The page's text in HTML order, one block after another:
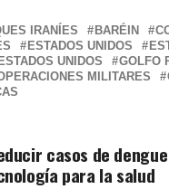
IRANÍES BARÉIN
ESTADOS UNIDOS
UNIDOS
GOLFO
MILITARES
casos de dengue
para la salud